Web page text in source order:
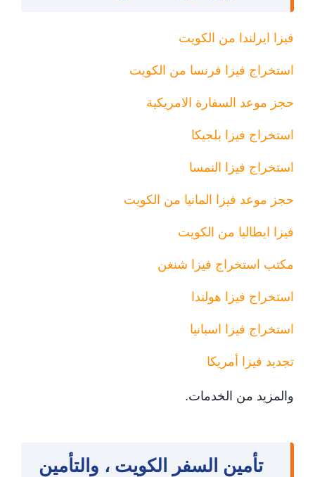
فيزا ايرلندا من الكويت
استخراج فيزا فرنسا من الكويت
حجز موعد السفارة الامريكية
استخراج فيزا بلجيكا
استخراج فيزا النمسا
حجز موعد فيزا المانيا من الكويت
فيزا ايطاليا من الكويت
مكتب استخراج فيزا شنغن
استخراج فيزا هولندا
استخراج فيزا اسبانيا
تجديد فيزا أمريكا
والمزيد من الخدمات.
تأمين السفر الكويت ، والتأمين